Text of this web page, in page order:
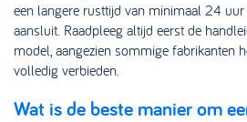
een langere rusttijd van minimaal 24
aansluit. Raadpleeg altijd eerst de
model, aangezien sommige fabrikanten
volledig verbieden.
Wat is de beste manier om